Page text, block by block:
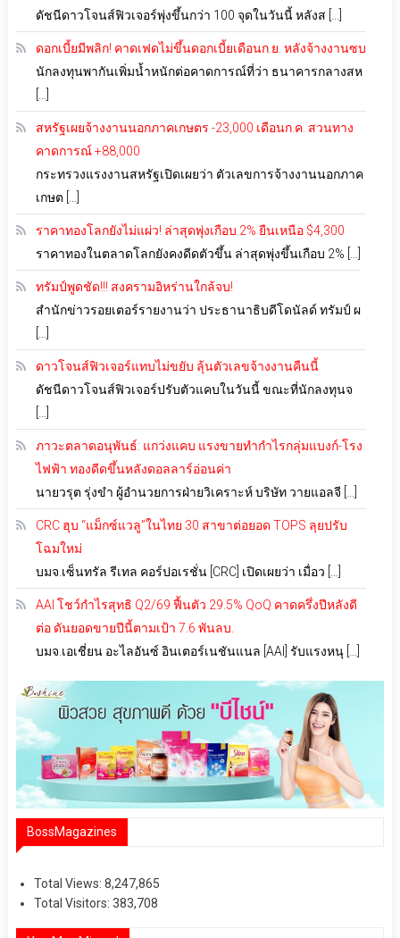
ดัชนีดาวโจนส์ฟิวเจอร์พุ่งขึ้นกว่า 100 จุดในวันนี้ หลังส […]
ดอกเบี้ยมีพลิก! คาดเฟดไม่ขึ้นดอกเบี้ยเดือนก.ย. หลังจ้างงานซบ
นักลงทุนพากันเพิ่มน้ำหนักต่อคาดการณ์ที่ว่า ธนาคารกลางสห
สหรัฐเผยจ้างงานนอกภาคเกษตร -23,000 เดือนก.ค. สวนทาง
คาดการณ์ +88,000
กระทรวงแรงงานสหรัฐเปิดเผยว่า ตัวเลขการจ้างงานนอกภาค
เกษต […]
ราคาทองโลกยังไม่แผ่ว! ล่าสุดพุ่งเกือบ 2% ยืนเหนือ $4,300
ราคาทองในตลาดโลกยังคงดีดตัวขึ้น ล่าสุดพุ่งขึ้นเกือบ 2% […]
ทรัมป์พูดชัด!!! สงครามอิหร่านใกล้จบ!
สำนักข่าวรอยเตอร์รายงานว่า ประธานาธิบดีโดนัลด์ ทรัมป์ ผ
ดาวโจนส์ฟิวเจอร์แทบไม่ขยับ ลุ้นตัวเลขจ้างงานคืนนี้
ดัชนีดาวโจนส์ฟิวเจอร์ปรับตัวแคบในวันนี้ ขณะที่นักลงทุนจ
ภาวะตลาดอนุพันธ์: แกว่งแคบ แรงขายทำกำไรกลุ่มแบงก์-โรง
ไฟฟ้า ทองดีดขึ้นหลังดอลลาร์อ่อนค่า
นายวรุต รุ่งขำ ผู้อำนวยการฝ่ายวิเคราะห์ บริษัท วายแอลจี […]
CRC ฮุบ “แม็กซ์แวลู”ในไทย 30 สาขาต่อยอด TOPS ลุยปรับ
โฉมใหม่
บมจ.เซ็นทรัล รีเทล คอร์ปอเรชั่น [CRC] เปิดเผยว่า เมื่อว […]
AAI โชว์กำไรสุทธิ Q2/69 ฟื้นตัว 29.5% QoQ คาดครึ่งปีหลังดี
ต่อ ดันยอดขายปีนี้ตามเป้า 7.6 พันลบ.
บมจ.เอเชี่ยน อะไลอันซ์ อินเตอร์เนชันแนล [AAI] รับแรงหนุ […]
BossMagazines
Total Views: 8,247,865
Total Visitors: 383,708